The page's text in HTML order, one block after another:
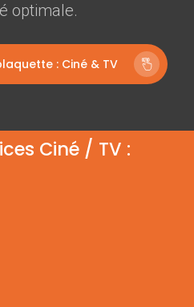
optimale.
: Ciné & TV
Ciné / TV :